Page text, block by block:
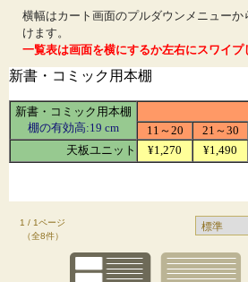
横幅はカート画面のプルダウンメニュー
けます。
一覧表は画面を横にするか左右にスワイプ
1 / 1ページ
（全8件）